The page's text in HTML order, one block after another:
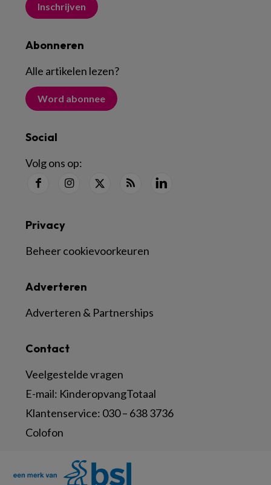
Inschrijven
Abonneren
Alle artikelen lezen?
Word abonnee
Social
Volg ons op:
Contact
Veelgestelde vragen
E-mail: KinderopvangTotaal
Klantenservice: 030 – 638 3736
Colofon
Adverteren
Adverteren & Partnerships
Privacy
Beheer cookievoorkeuren